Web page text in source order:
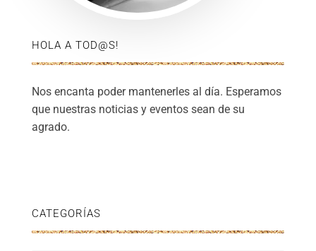
HOLA A TOD@S!
Nos encanta poder mantenerles al día. Esperamos
que nuestras noticias y eventos sean de su
agrado.
CATEGORÍAS